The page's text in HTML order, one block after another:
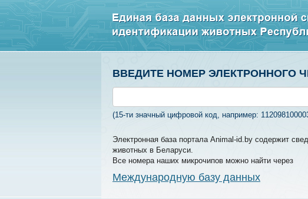
ВВЕДИТЕ НОМЕР ЭЛЕКТРОННОГО
(15-ти значный цифровой код, например:
Электронная база портала Animal-id.by содержит
животных в Беларуси.
Все номера наших микрочипов можно найти через
Международную базу данных